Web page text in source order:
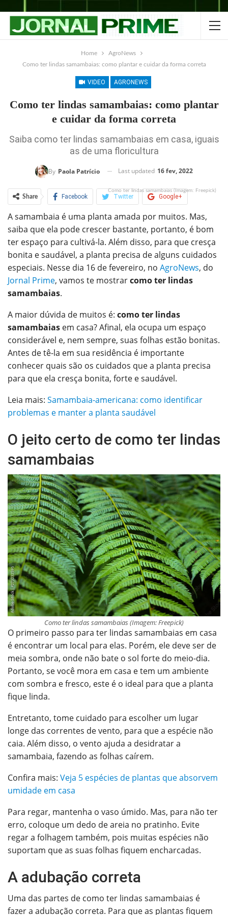
Home
AgroNews
Como ter lindas samambaias: como plantar e cuidar da forma correta
VIDEO AGRONEWS
Como ter lindas samambaias: como plantar
e cuidar da forma correta
Saiba como ter lindas samambaias em casa, iguais
as de uma floricultura
By Paola Patrício Last updated 16 fev, 2022
Como ter lindas samambaias (Imagem: Freepick)
Share Facebook Twitter Google+
ReddIt WhatsApp Pinterest
A samambaia é uma planta amada por muitos. Mas,
saiba que ela pode crescer bastante, portanto, é bom
ter espaço para cultivá-la. Além disso, para que cresça
bonita e saudável, a planta precisa de alguns cuidados
especiais. Nesse dia 16 de fevereiro, no AgroNews, do
Jornal Prime, vamos te mostrarcomo ter lindas
samambaias.
A maior dúvida de muitos é: como ter lindas
samambaias em casa? Afinal, ela ocupa um espaço
considerável e, nem sempre, suas folhas estão bonitas.
Antes de tê-la em sua residência é importante
conhecer quais são os cuidados que a planta precisa
para que ela cresça bonita, forte e saudável.
Leia mais: Samambaia-americana: como identificar
problemas e manter a planta saudável
O jeito certo de como ter lindas
samambaias
Como ter lindas samambaias (Imagem: Freepick)
O primeiro passo para ter lindas samambaias em casa
é encontrar um local para elas. Porém, ele deve ser de
meia sombra, onde não bate o sol forte do meio-dia.
Portanto, se você mora em casa e tem um ambiente
com sombra e fresco, este é o ideal para que a planta
fique linda.
Entretanto, tome cuidado para escolher um lugar
longe das correntes de vento, para que a espécie não
caia. Além disso, o vento ajuda a desidratar a
samambaia, fazendo as folhas caírem.
Confira mais: Veja 5 espécies de plantas que absorvem
umidade em casa
Para regar, mantenha o vaso úmido. Mas, para não ter
erro, coloque um dedo de areia no pratinho. Evite
regar a folhagem também, pois muitas espécies não
suportam que as suas folhas fiquem encharcadas.
A adubação correta
Uma das partes de como ter lindas samambaias é
fazer a adubação correta. Para que as plantas fiquem